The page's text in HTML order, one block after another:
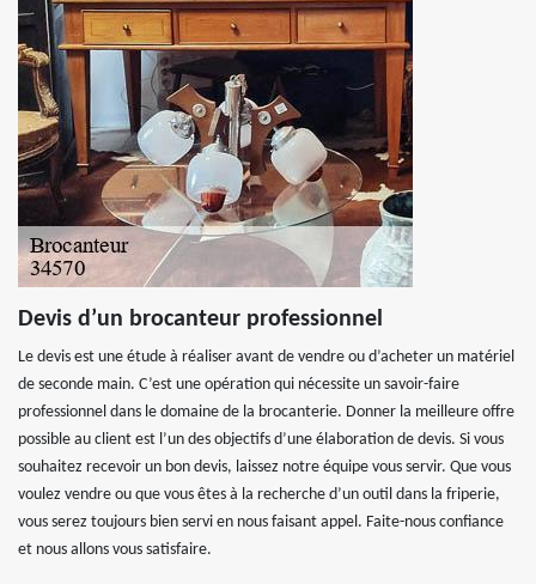
Devis d’un brocanteur professionnel
Le devis est une étude à réaliser avant de vendre ou d’acheter un matériel
de seconde main. C’est une opération qui nécessite un savoir-faire
professionnel dans le domaine de la brocanterie. Donner la meilleure offre
possible au client est l’un des objectifs d’une élaboration de devis. Si vous
souhaitez recevoir un bon devis, laissez notre équipe vous servir. Que vous
voulez vendre ou que vous êtes à la recherche d’un outil dans la friperie,
vous serez toujours bien servi en nous faisant appel. Faite-nous confiance
et nous allons vous satisfaire.